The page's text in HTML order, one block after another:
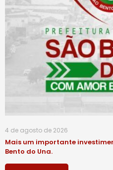
4 de agosto de 2026
Mais um importante
Bento do Una.